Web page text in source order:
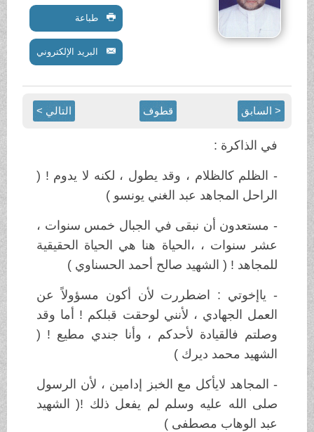
طباعة
البريد الإلكتروني
< السابق قطوف التالي >
في الذاكرة :
- الظلم كالظلام ، وقد يطول ، لكنه لا يدوم ! (
الراحل المجاهد عبد الغني يونسو )
- مستعدون أن نبقى في الجبال خمس سنوات ،
عشر سنوات ، ،الحياة هنا هي الحياة الحقيقية
للمجاهد ! ( الشهيد صالح أحمد الحسناوي )
- ياإخوتي : اضطررت لأن أكون مسؤولاً عن
العمل الجهادي ، لأنني لوحقت قبلكم ! أما وقد
وصلتم فالقيادة لأحدكم ، وأنا جندي مطيع ! (
الشهيد محمد ديرك )
- المجاهد لايأكل مع الخبز إدامين ، لأن الرسول
صلى الله عليه وسلم لم يفعل ذلك !( الشهيد
عبد الوهاب مصطفى )